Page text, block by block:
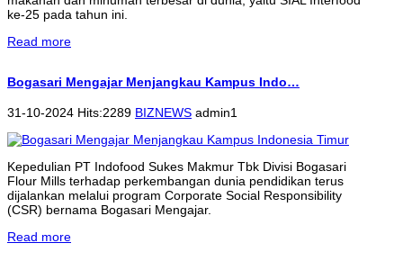
ke-25 pada tahun ini.
Read more
Bogasari Mengajar Menjangkau Kampus Indo…
31-10-2024 Hits:2289 BIZNEWS admin1
Kepedulian PT Indofood Sukes Makmur Tbk Divisi Bogasari
Flour Mills terhadap perkembangan dunia pendidikan terus
dijalankan melalui program Corporate Social Responsibility
(CSR) bernama Bogasari Mengajar.
Read more